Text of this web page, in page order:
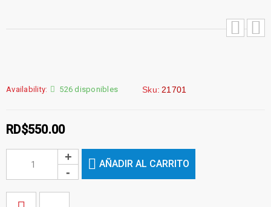
Availability: 526 disponibles Sku: 21701
RD$550.00
AÑADIR AL CARRITO